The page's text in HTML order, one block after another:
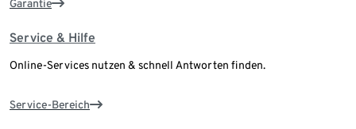
Garantie
Service & Hilfe
Online-Services nutzen & schnell Antworten finden.
Service-Bereich